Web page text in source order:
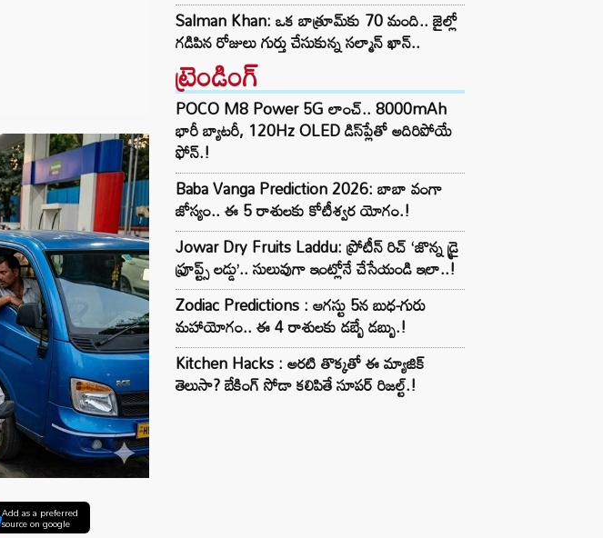
Add as a preferred
source on google
Salman Khan: ఒక బాత్రూమ్‌కు 70 మంది.. జైల్లో
గడిపిన రోజులు గుర్తు చేసుకున్న సల్మాన్ ఖాన్..
ట్రెండింగ్‌
POCO M8 Power 5G లాంచ్.. 8000mAh
భారీ బ్యాటరీ, 120Hz OLED డిస్‌ప్లేతో అదిరిపోయే
ఫోన్.!
Baba Vanga Prediction 2026: బాబా వంగా
జోస్యం.. ఈ 5 రాశులకు కోటీశ్వర యోగం.!
Jowar Dry Fruits Laddu: ప్రోటీన్ రిచ్ ‘జొన్న డ్రై
ఫ్రూప్ట్స్ లడ్డు’.. సులువుగా ఇంట్లోనే చేసేయండి ఇలా..!
Zodiac Predictions : ఆగస్టు 5న బుధ-గురు
మహాయోగం.. ఈ 4 రాశులకు డబ్బే డబ్బు.!
Kitchen Hacks : అరటి తొక్కతో ఈ మ్యాజిక్
తెలుసా? బేకింగ్ సోడా కలిపితే సూపర్ రిజల్ట్.!